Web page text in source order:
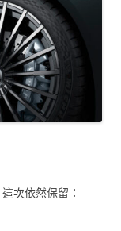
次依然保留：